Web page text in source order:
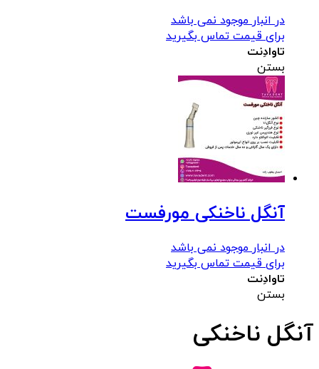
در انبار موجود نمی باشد
برای قیمت تماس بگیرید
تاوادِنت
بستن
آنگل ناخنکی مورفست
در انبار موجود نمی باشد
برای قیمت تماس بگیرید
تاوادِنت
بستن
آنگل ناخنکی